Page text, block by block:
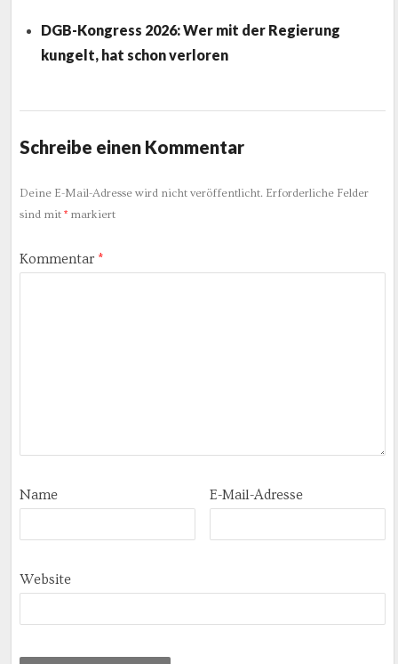
DGB-Kongress 2026: Wer mit der Regierung
kungelt, hat schon verloren
Schreibe einen Kommentar
Deine E-Mail-Adresse wird nicht veröffentlicht. Erforderliche Felder
sind mit *markiert
Kommentar *
Name E-Mail-Adresse
Website